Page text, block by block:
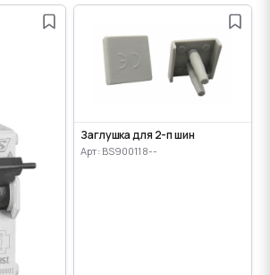
Заглушка для 2-п шин
Арт: BS900118--